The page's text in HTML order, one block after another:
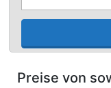
Preise von